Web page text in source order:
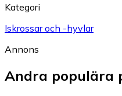
Kategori
Iskrossar och -hyvlar
Annons
Andra populära